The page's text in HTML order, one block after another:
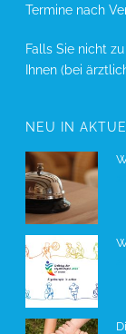
Termine nach
Falls Sie nicht
Ihnen (bei
NEU IN